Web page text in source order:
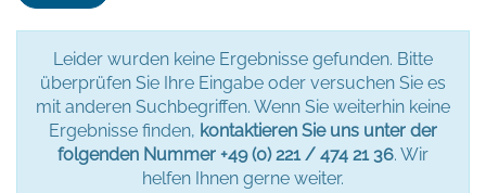
Leider wurden keine Ergebnisse gefunden. Bitte
überprüfen Sie Ihre Eingabe oder versuchen Sie es
mit anderen Suchbegriffen. Wenn Sie weiterhin keine
Ergebnisse finden, kontaktieren Sie uns unter der
folgenden Nummer +49 (0) 221 / 474 21 36. Wir
helfen Ihnen gerne weiter.